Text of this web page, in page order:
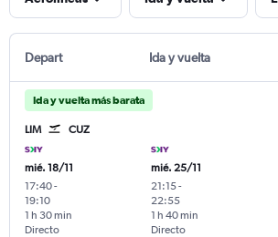
Depart Ida y vuelta
Ida y vuelta más barata
LIM CUZ
mié. 18/11
17:40-
19:10
Directo
1 h 30 min
mié. 25/11
21:15-
22:55
Directo
1 h 40 min